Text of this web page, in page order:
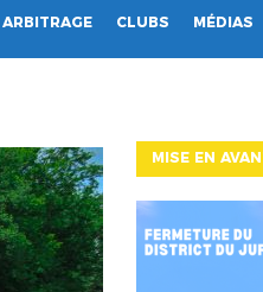
ARBITRAGE CLUBS MÉDIAS
MISE EN